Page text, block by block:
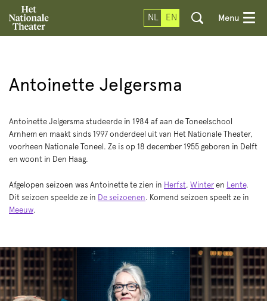
NL EN Menu
Antoinette Jelgersma
Antoinette Jelgersma studeerde in 1984 af aan de Toneelschool
Arnhem en maakt sinds 1997 onderdeel uit van Het Nationale Theater,
voorheen Nationale Toneel. Ze is op 18 december 1955 geboren in Delft
en woont in Den Haag.
Afgelopen seizoen was Antoinette te zien in Herfst , Winter en Lente.
Dit seizoen speelde ze in De seizoenen. Komend seizoen speelt ze in
Meeuw.
Skip